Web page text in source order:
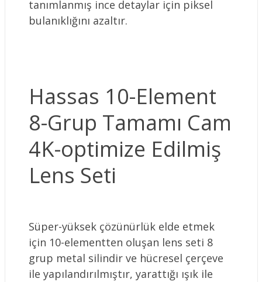
tanımlanmış ince detaylar için piksel
bulanıklığını azaltır.
Hassas 10-Element
8-Grup Tamamı Cam
4K-optimize Edilmiş
Lens Seti
Süper-yüksek çözünürlük elde etmek
için 10-elementten oluşan lens seti 8
grup metal silindir ve hücresel çerçeve
ile yapılandırılmıştır, yarattığı ışık ile